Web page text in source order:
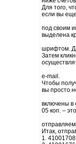
Для того,
если вы
под своим
выделена
шрифтом.
Затем
e-mail.
Чтобы
вы просто
включены в
05 коп. – это
Итак,
1.